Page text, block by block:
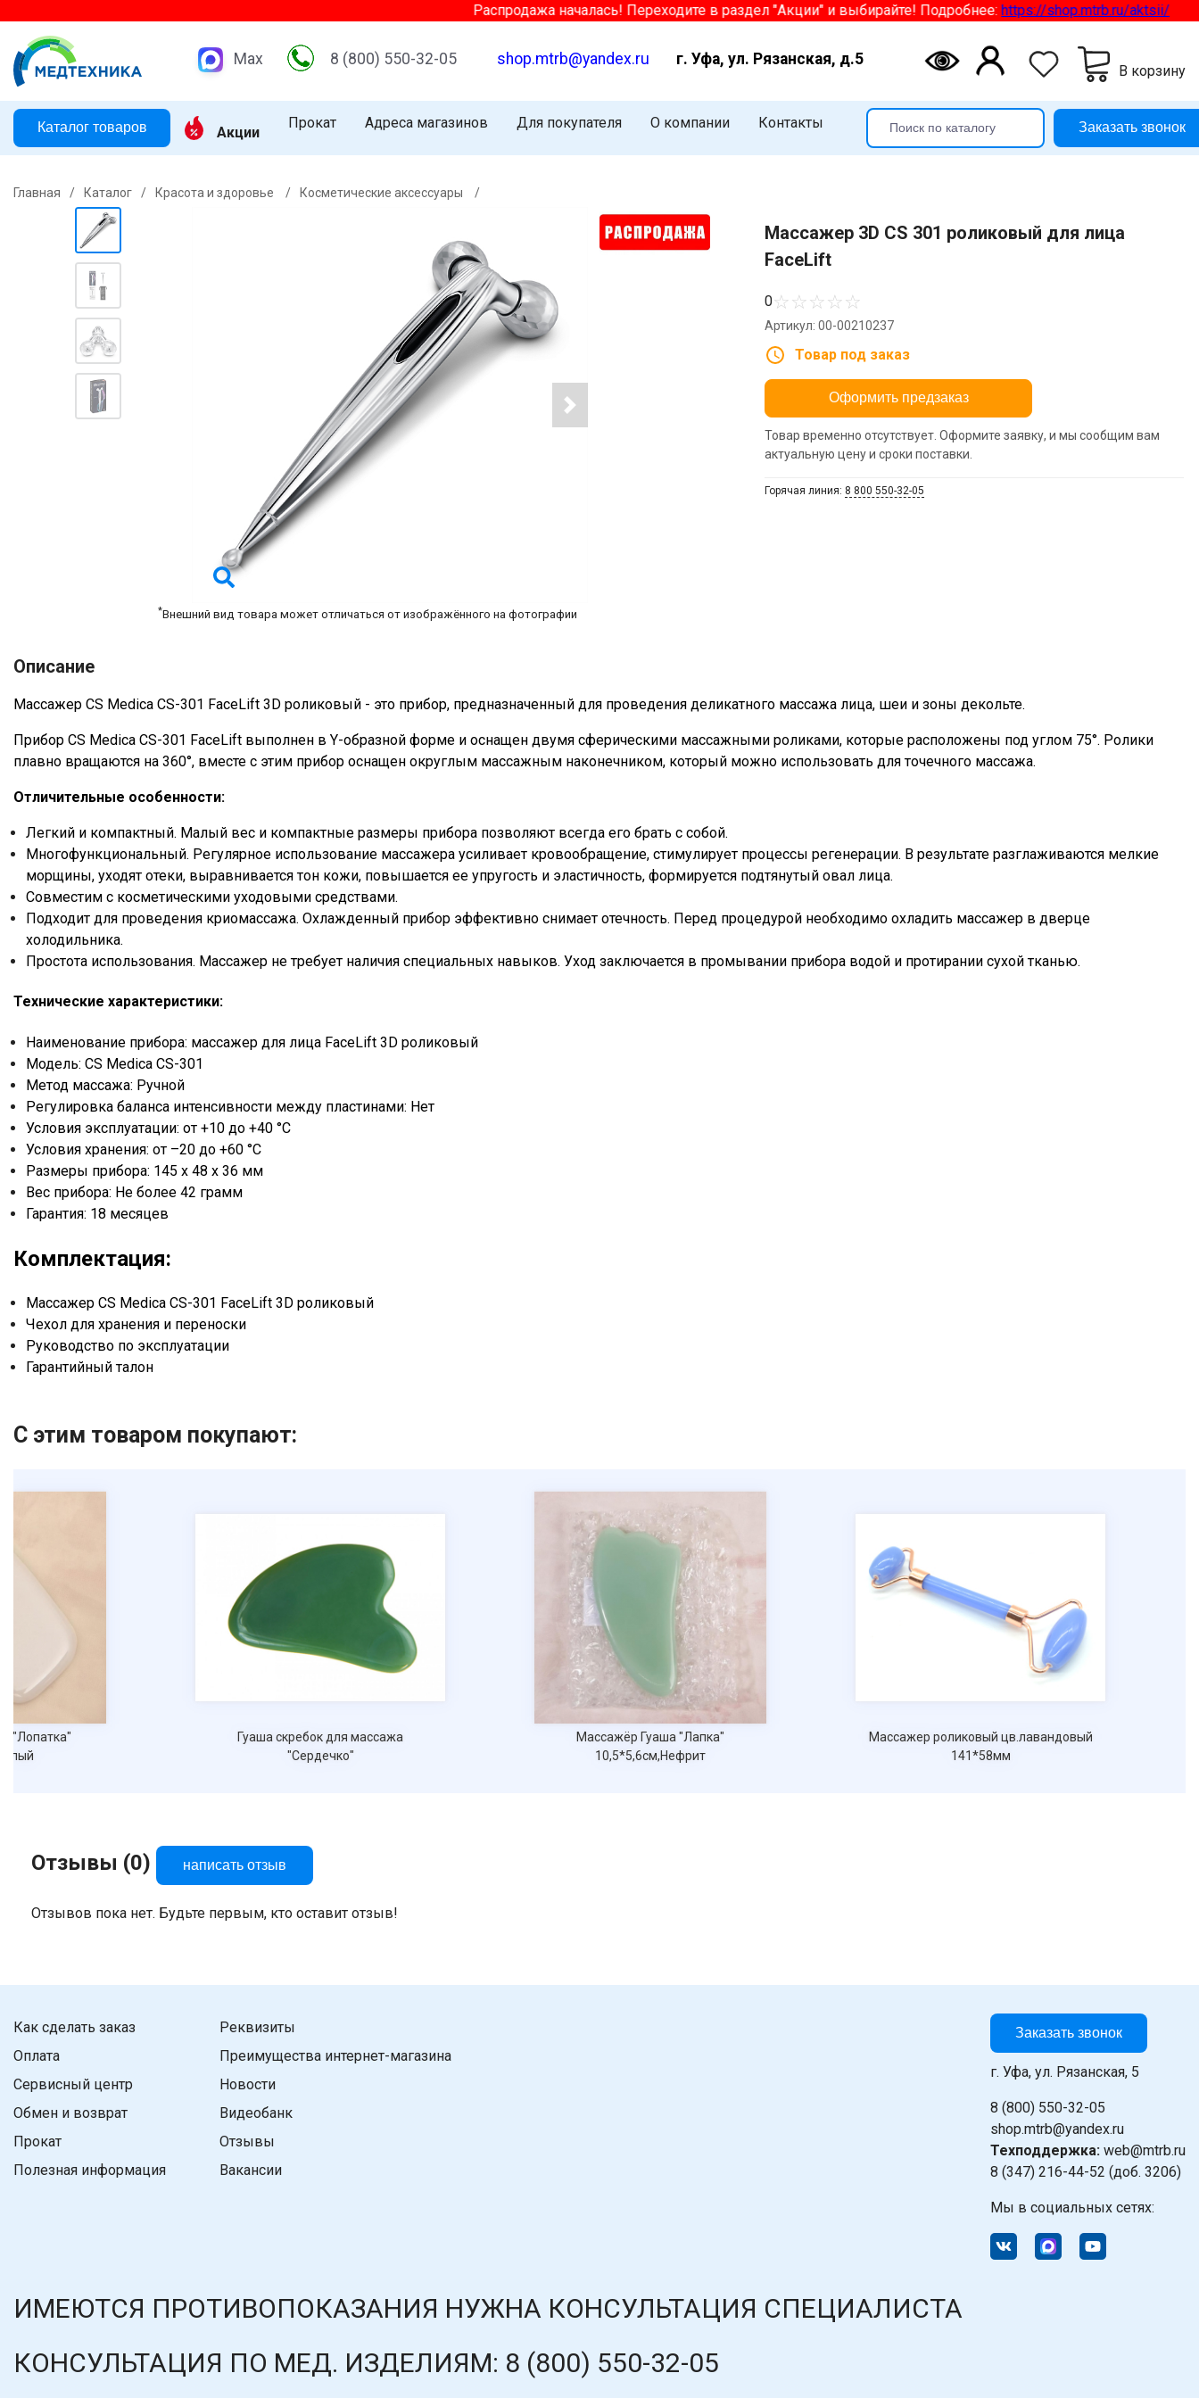
Распродажа началась! Переходите в раздел "Акции" и выбирайте! Подробнее:https://shop.mtrb.ru/aktsii/
Max 8 (800) 550-32-05 shop.mtrb@yandex.ru г. Уфа, ул. Рязанская, д.5
В корзину
Каталог товаров Акции
Прокат Адреса магазинов Для покупателя О компании Контакты Заказать звонок
Главная / Каталог / Красота и здоровье / Косметические аксессуары /
*Внешний вид товара может отличаться от изображённого на фотографии
Массажер 3D CS 301 роликовый для лица
FaceLift
0☆☆☆☆☆
Артикул: 00-00210237
Товар под заказ
Оформить предзаказ
Товар временно отсутствует. Оформите заявку, и мы сообщим вам
актуальную цену и сроки поставки.
Горячая линия: 8 800 550-32-05
Описание
Массажер CS Medica CS-301 FaceLift 3D роликовый - это прибор, предназначенный для проведения деликатного массажа лица, шеи и зоны декольте.
Прибор CS Medica CS-301 FaceLift выполнен в Y-образной форме и оснащен двумя сферическими массажными роликами, которые расположены под углом 75°. Ролики
плавно вращаются на 360°, вместе с этим прибор оснащен округлым массажным наконечником, который можно использовать для точечного массажа.
Отличительные особенности:
Легкий и компактный. Малый вес и компактные размеры прибора позволяют всегда его брать с собой.
Многофункциональный. Регулярное использование массажера усиливает кровообращение, стимулирует процессы регенерации. В результате разглаживаются мелкие
морщины, уходят отеки, выравнивается тон кожи, повышается ее упругость и эластичность, формируется подтянутый овал лица.
Совместим с косметическими уходовыми средствами.
Подходит для проведения криомассажа. Охлажденный прибор эффективно снимает отечность. Перед процедурой необходимо охладить массажер в дверце
холодильника.
Простота использования. Массажер не требует наличия специальных навыков. Уход заключается в промывании прибора водой и протирании сухой тканью.
Технические характеристики:
Наименование прибора: массажер для лица FaceLift 3D роликовый
Модель: CS Medica CS-301
Метод массажа: Ручной
Регулировка баланса интенсивности между пластинами: Нет
Условия эксплуатации: от +10 до +40 °С
Условия хранения: от –20 до +60 °С
Размеры прибора: 145 х 48 х 36 мм
Вес прибора: Не более 42 грамм
Гарантия: 18 месяцев
Комплектация:
Массажер CS Medica CS-301 FaceLift 3D роликовый
Чехол для хранения и переноски
Руководство по эксплуатации
Гарантийный талон
С этим товаром покупают:
Гуаша скребок для массажа
"Сердечко"
Массажёр Гуаша "Лапка"
10,5*5,6см,Нефрит
Массажер роликовый цв.лавандовый
141*58мм
Отзывы (0) написать отзыв
Отзывов пока нет. Будьте первым, кто оставит отзыв!
Как сделать заказ
Оплата
Сервисный центр
Обмен и возврат
Прокат
Полезная информация
Реквизиты
Преимущества интернет-магазина
Новости
Видеобанк
Отзывы
Вакансии
Заказать звонок
г. Уфа, ул. Рязанская, 5
8 (800) 550-32-05
shop.mtrb@yandex.ru
Техподдержка: web@mtrb.ru
8 (347) 216-44-52 (доб. 3206)
Мы в социальных сетях:
ИМЕЮТСЯ ПРОТИВОПОКАЗАНИЯ НУЖНА КОНСУЛЬТАЦИЯ СПЕЦИАЛИСТА
КОНСУЛЬТАЦИЯ ПО МЕД. ИЗДЕЛИЯМ: 8 (800) 550-32-05